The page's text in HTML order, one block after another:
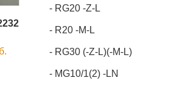
- RG20 -Z-L
- R20 -M-L
- RG30 (-Z-L)(-M-L)
- MG10/1(2) -LN